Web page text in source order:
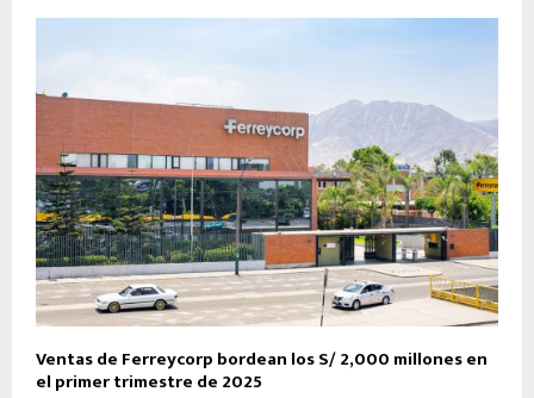
Ventas de Ferreycorp bordean los S/ 2,000 millones en
el primer trimestre de 2025